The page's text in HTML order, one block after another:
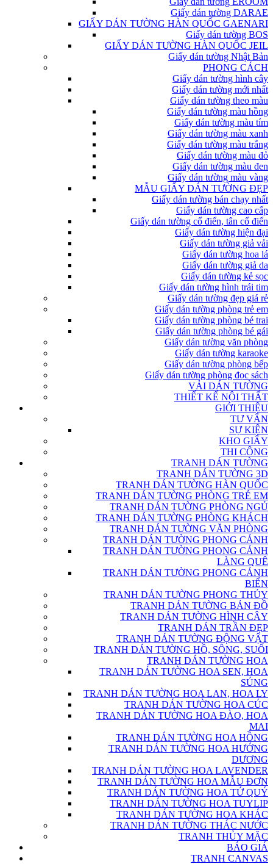
Giấy dán tường DARAE
GIẤY DÁN TƯỜNG HÀN QUỐC GAENARI
Giấy dán tường BOS
GIẤY DÁN TƯỜNG HÀN QUỐC JEIL
Giấy dán tường Nhật Bản
PHONG CÁCH
Giấy dán tường hình cây
Giấy dán tường mới nhất
Giấy dán tường theo màu
Giấy dán tường màu hồng
Giấy dán tường màu tím
Giấy dán tường màu xanh
Giấy dán tường màu trắng
Giấy dán tường màu đỏ
Giấy dán tường màu đen
Giấy dán tường màu vàng
MẪU GIẤY DÁN TƯỜNG ĐẸP
Giấy dán tường bán chạy nhất
Giấy dán tường cao cấp
Giấy dán tường cổ điển, tân cổ điển
Giấy dán tường hiện đại
Giấy dán tường giả vải
Giấy dán tường hoa lá
Giấy dán tường giả da
Giấy dán tường kẻ sọc
Giấy dán tường hình trái tim
Giấy dán tường đẹp giá rẻ
Giấy dán tường phòng trẻ em
Giấy dán tường phòng bé trai
Giấy dán tường phòng bé gái
Giấy dán tường văn phòng
Giấy dán tường karaoke
Giấy dán tường phòng bếp
Giấy dán tường phòng đọc sách
VẢI DÁN TƯỜNG
THIẾT KẾ NỘI THẤT
GIỚI THIỆU
TƯ VẤN
SỰ KIỆN
KHO GIẤY
THI CÔNG
TRANH DÁN TƯỜNG
TRANH DÁN TƯỜNG 3D
TRANH DÁN TƯỜNG HÀN QUỐC
TRANH DÁN TƯỜNG PHÒNG TRẺ EM
TRANH DÁN TƯỜNG PHÒNG NGỦ
TRANH DÁN TƯỜNG PHÒNG KHÁCH
TRANH DÁN TƯỜNG VĂN PHÒNG
TRANH DÁN TƯỜNG PHONG CẢNH
TRANH DÁN TƯỜNG PHONG CẢNH
LÀNG QUÊ
TRANH DÁN TƯỜNG PHONG CẢNH
BIỂN
TRANH DÁN TƯỜNG PHONG THỦY
TRANH DÁN TƯỜNG BẢN ĐỒ
TRANH DÁN TƯỜNG HÌNH CÂY
TRANH DÁN TRẦN ĐẸP
TRANH DÁN TƯỜNG ĐỘNG VẬT
TRANH DÁN TƯỜNG HỒ, SÔNG, SUỐI
TRANH DÁN TƯỜNG HOA
TRANH DÁN TƯỜNG HOA SEN, HOA
SÚNG
TRANH DÁN TƯỜNG HOA LAN, HOA LY
TRANH DÁN TƯỜNG HOA CÚC
TRANH DÁN TƯỜNG HOA ĐÀO, HOA
MAI
TRANH DÁN TƯỜNG HOA HỒNG
TRANH DÁN TƯỜNG HOA HƯỚNG
DƯƠNG
TRANH DÁN TƯỜNG HOA LAVENDER
TRANH DÁN TƯỜNG HOA MẪU ĐƠN
TRANH DÁN TƯỜNG HOA TỨ QUÝ
TRANH DÁN TƯỜNG HOA TUYLIP
TRANH DÁN TƯỜNG HOA KHÁC
TRANH DÁN TƯỜNG THÁC NƯỚC
TRANH THỦY MẶC
BÁO GIÁ
TRANH CANVAS